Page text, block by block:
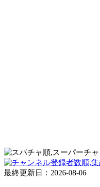
最終更新日：2026-08-06